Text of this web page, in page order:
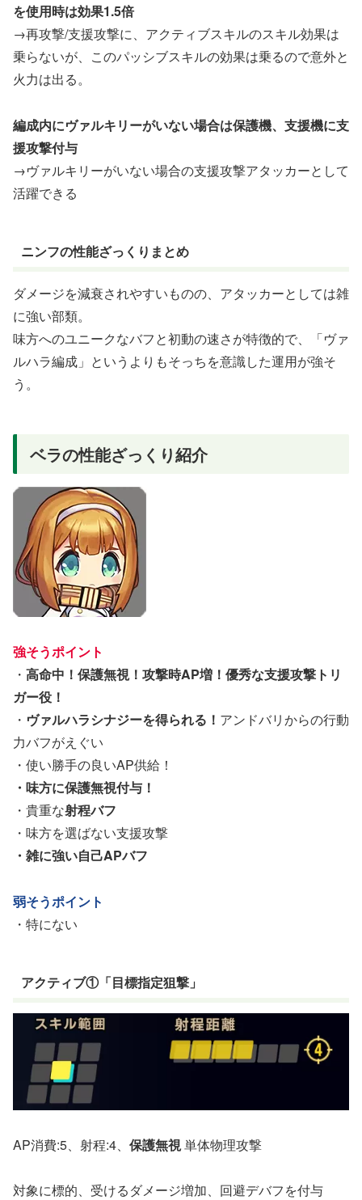
を使用時は効果1.5倍
→再攻撃/支援攻撃に、アクティブスキルのスキル効果は
乗らないが、このパッシブスキルの効果は乗るので意外と
火力は出る。
編成内にヴァルキリーがいない場合は保護機、支援機に支
援攻撃付与
→ヴァルキリーがいない場合の支援攻撃アタッカーとして
活躍できる
ニンフの性能ざっくりまとめ
ダメージを減衰されやすいものの、アタッカーとしては雑
に強い部類。
味方へのユニークなバフと初動の速さが特徴的で、「ヴァ
ルハラ編成」というよりもそっちを意識した運用が強そ
う。
ベラの性能ざっくり紹介
強そうポイント
・ 高命中！保護無視！攻撃時AP増！優秀な支援攻撃トリ
ガー役！
・ ヴァルハラシナジーを得られる！ アンドバリからの行動
力バフがえぐい
・使い勝手の良いAP供給！
・味方に保護無視付与！
・貴重な射程バフ
・味方を選ばない支援攻撃
・雑に強い自己APバフ
弱そうポイント
・特にない
アクティブ①「目標指定狙撃」
AP消費:5、射程:4、 保護無視単体物理攻撃
対象に標的、受けるダメージ増加、回避デバフを付与